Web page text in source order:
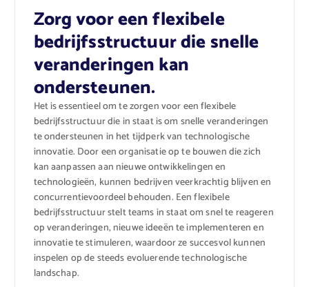
Zorg voor een flexibele
bedrijfsstructuur die snelle
veranderingen kan
ondersteunen.
Het is essentieel om te zorgen voor een flexibele
bedrijfsstructuur die in staat is om snelle veranderingen
te ondersteunen in het tijdperk van technologische
innovatie. Door een organisatie op te bouwen die zich
kan aanpassen aan nieuwe ontwikkelingen en
technologieën, kunnen bedrijven veerkrachtig blijven en
concurrentievoordeel behouden. Een flexibele
bedrijfsstructuur stelt teams in staat om snel te reageren
op veranderingen, nieuwe ideeën te implementeren en
innovatie te stimuleren, waardoor ze succesvol kunnen
inspelen op de steeds evoluerende technologische
landschap.